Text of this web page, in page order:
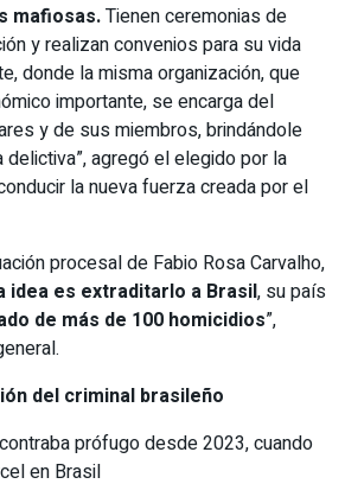
mafiosas.Tienen ceremonias de
y realizan convenios para su vida
donde la misma organización, que
importante, se encarga del
y de sus miembros, brindándole
delictiva”, agregó el elegido por la
la nueva fuerza creada por el
procesal de Fabio Rosa Carvalho,
idea es extraditarlo a Brasil, su país
de más de 100 homicidios”,
del criminal brasileño
prófugo desde 2023, cuando
en Brasil